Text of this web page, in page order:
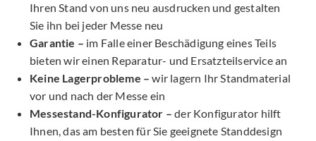
Ihren Stand von uns neu ausdrucken und gestalten
Sie ihn bei jeder Messe neu
Garantie – im Falle einer Beschädigung eines Teils
bieten wir einen Reparatur- und Ersatzteilservice an
Keine Lagerprobleme – wir lagern Ihr Standmaterial
vor und nach der Messe ein
Messestand-Konfigurator – der Konfigurator hilft
Ihnen, das am besten für Sie geeignete Standdesign